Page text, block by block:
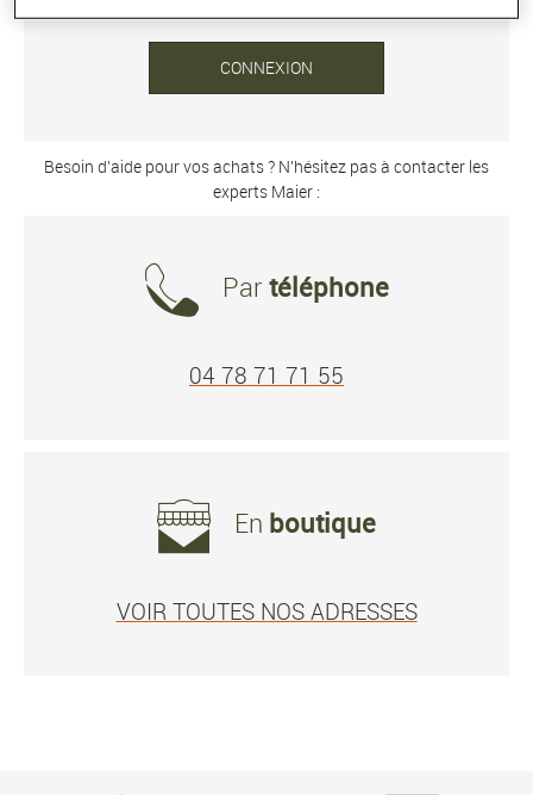
CONNEXION
Besoin d’aide pour vos achats ? N’hésitez pas à contacter les
experts Maier :
Par téléphone
04 78 71 71 55
En boutique
VOIR TOUTES NOS ADRESSES